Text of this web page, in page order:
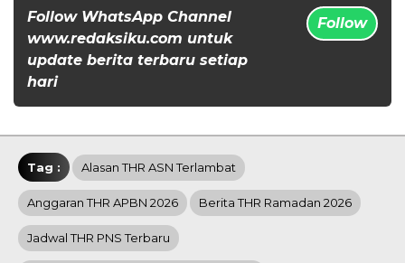
Follow WhatsApp Channel
www.redaksiku.com untuk
update berita terbaru setiap
hari
Follow
Tag : Alasan THR ASN Terlambat
Anggaran THR APBN 2026 Berita THR Ramadan 2026
Jadwal THR PNS Terbaru